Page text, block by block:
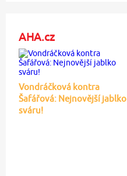
AHA.cz
Vondráčková kontra
Šafářová: Nejnovější jablko
sváru!